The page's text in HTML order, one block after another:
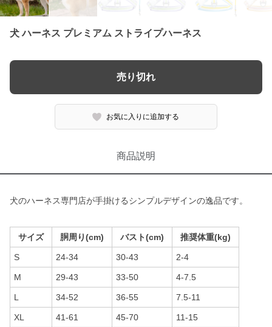
犬 ハーネス プレミアム ストライプハーネス
売り切れ
お気に入りに追加する
商品説明
犬のハーネス専門店が手掛けるシンプルデザインの逸品です。
サイズ 胴周り(cm) バスト(cm) 推奨体重(kg)
S 24-34 30-43 2-4
M 29-43 33-50 4-7.5
L 34-52 36-55 7.5-11
XL 41-61 45-70 11-15